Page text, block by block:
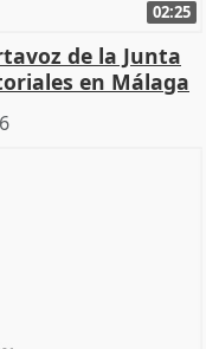
02:25
de la Junta
en Málaga